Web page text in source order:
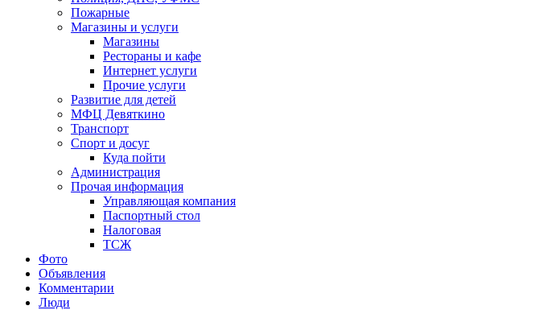
Пожарные
Магазины и услуги
Магазины
Рестораны и кафе
Интернет услуги
Прочие услуги
Развитие для детей
МФЦ Девяткино
Транспорт
Спорт и досуг
Куда пойти
Администрация
Прочая информация
Управляющая компания
Паспортный стол
Налоговая
ТСЖ
Фото
Объявления
Комментарии
Люди